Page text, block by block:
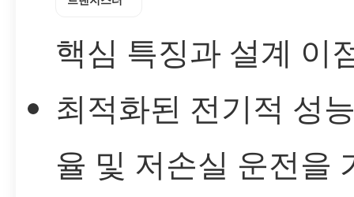
핵심 특징과 설계 이
최적화된 전기적 성
율 및 저손실 운전을